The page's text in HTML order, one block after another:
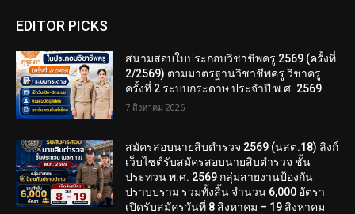
EDITOR PICKS
สนามสอบใบประกอบวิชาชีพครู 2569 (ครั้งที่
2/2569) ตามมาตรฐานวิชาชีพครู วิชาครู
ครั้งที่ 2 ระบบกระดาษ ประจำปี พ.ศ. 2569
7 สิงหาคม 2026
สมัครสอบนายสิบตำรวจ 2569 (นสต.18) ลิงก์
เว็บไซต์รับสมัครสอบนายสิบตำรวจ ชั้น
ประทวน พ.ศ. 2569 กลุ่มสายงานป้องกัน
ปราบปราม รวมทั้งสิ้น จำนวน 6,000 อัตรา
เปิดรับสมัครวันที่ 8 สิงหาคม – 19 สิงหาคม